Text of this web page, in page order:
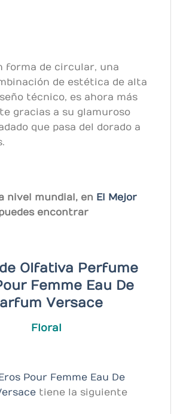
forma de circular, una
de estética de alta
técnico, es ahora más
gracias a su glamuroso
que pasa del dorado a
nivel mundial, en El Mejor
encontrar
Olfativa Perfume
Femme Eau De
Versace
Floral
Pour Femme Eau De
tiene la siguiente